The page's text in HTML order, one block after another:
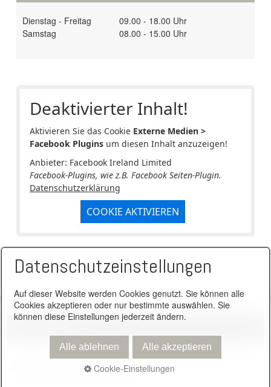
Dienstag - Freitag
09.00 - 18.00 Uhr
Samstag 08.00 - 15.00 Uhr
Deaktivierter Inhalt!
Aktivieren Sie das Cookie Externe Medien >
Facebook Plugins um diesen Inhalt anzuzeigen!
Anbieter: Facebook Ireland Limited
Facebook-Plugins, wie z.B. Facebook Seiten-Plugin.
Datenschutzerklärung
COOKIE AKTIVIEREN
Impressum Datenschutz © 2026 Daniel Steinmacher
Datenschutzeinstellungen
Auf dieser Website werden Cookies genutzt. Sie können alle
Cookies akzeptieren oder nur bestimmte auswählen. Sie
können diese Einstellungen jederzeit ändern.
Alle ablehnen Alle akzeptieren
Cookie-Einstellungen